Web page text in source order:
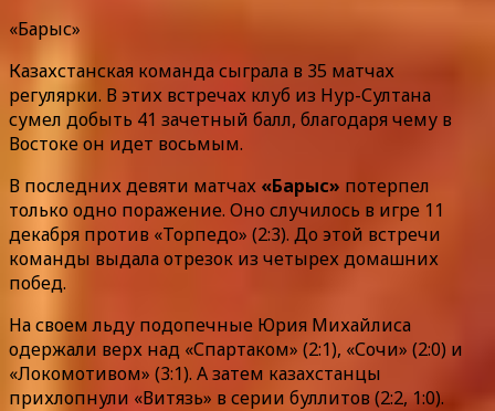
«Барыс»
Казахстанская команда сыграла в 35 матчах
регулярки. В этих встречах клуб из Нур-Султана
сумел добыть 41 зачетный балл, благодаря чему в
Востоке он идет восьмым.
В последних девяти матчах «Барыс» потерпел
только одно поражение. Оно случилось в игре 11
декабря против «Торпедо» (2:3). До этой встречи
команды выдала отрезок из четырех домашних
побед.
На своем льду подопечные Юрия Михайлиса
одержали верх над «Спартаком» (2:1), «Сочи» (2:0) и
«Локомотивом» (3:1). А затем казахстанцы
прихлопнули «Витязь» в серии буллитов (2:2, 1:0).